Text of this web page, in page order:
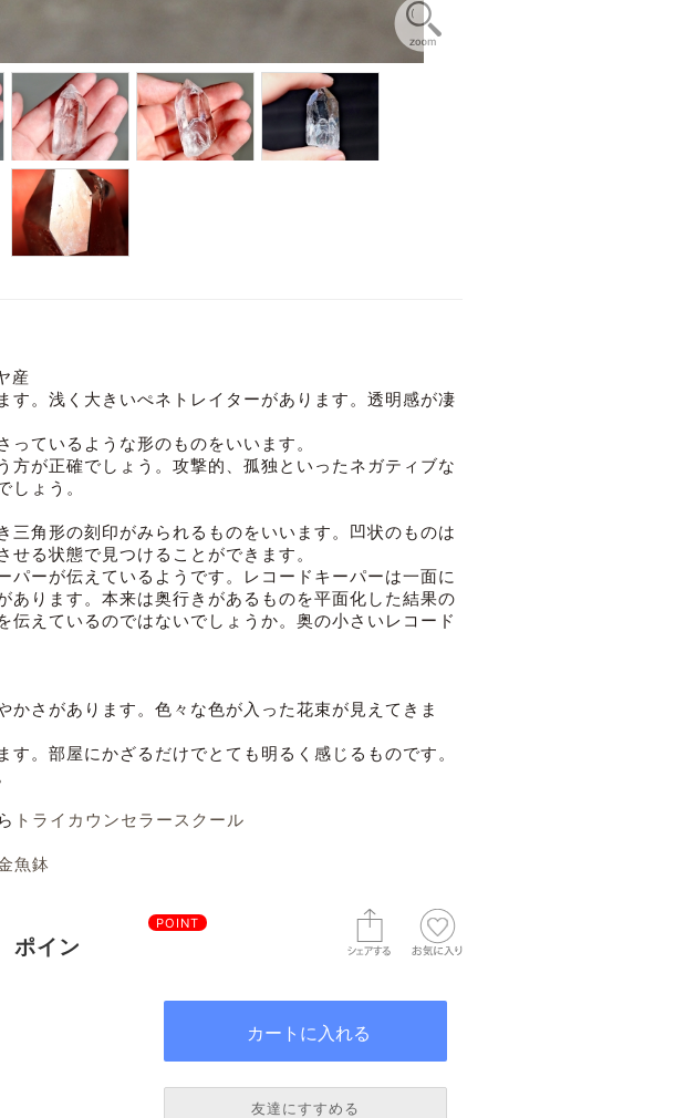
産
す。浅く大きいぺネトレイターがあります。透明感が凄
ているような形のものをいいます。
方が正確でしょう。攻撃的、孤独といったネガティブな
しょう。
三角形の刻印がみられるものをいいます。凹状のものは
る状態で見つけることができます。
パーが伝えているようです。レコードキーパーは一面に
あります。本来は奥行きがあるものを平面化した結果の
伝えているのではないでしょうか。奥の小さいレコード
かさがあります。色々な色が入った花束が見えてきま
。部屋にかざるだけでとても明るく感じるものです。
トライカウンセラースクール
魚鉢
イン
POINT
友達にすすめる